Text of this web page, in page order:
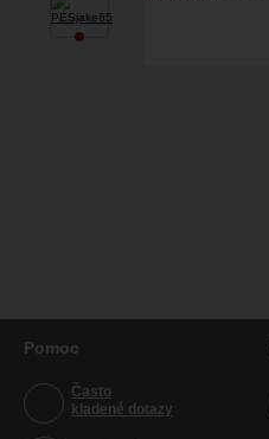
Pomoc
Často
kladené dotazy